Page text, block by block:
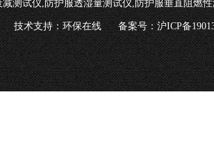
测试仪,防护服透湿量测试仪,防护服垂直阻燃
技术支持：环保在线 备案号：沪ICP备